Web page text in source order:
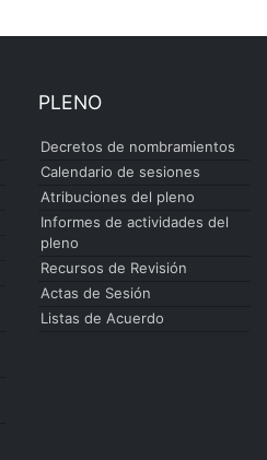
PLENO
Decretos de nombramientos
Calendario de sesiones
Atribuciones del pleno
Informes de actividades del
pleno
Recursos de Revisión
Actas de Sesión
Listas de Acuerdo